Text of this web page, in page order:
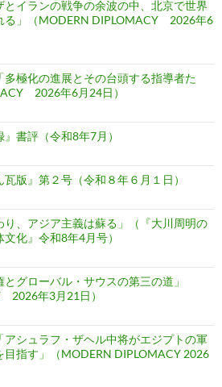
イランの戦争の余波の中、北京で世界
る」（MODERN DIPLOMACY 2026年6
極化の進展とその台頭する指導者た
2026年6月24日）
書評（令和8年7月）
版』第２号（令和８年６月１日）
、アジア主義は蘇る」（『大川周明の
化』令和8年4月号）
グローバル・サウスの第三の道」
2026年3月21日）
シュラフ・ザヘル中将がエジプトの軍
指す」（MODERN DIPLOMACY 2026